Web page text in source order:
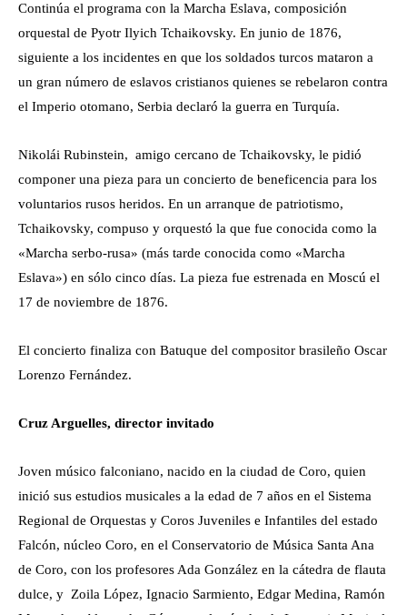
Continúa el programa con la Marcha Eslava, composición
orquestal de Pyotr Ilyich Tchaikovsky. En junio de 1876,
siguiente a los incidentes en que los soldados turcos mataron a
un gran número de eslavos cristianos quienes se rebelaron contra
el Imperio otomano, Serbia declaró la guerra en Turquía.
Nikolái Rubinstein, amigo cercano de Tchaikovsky, le pidió
componer una pieza para un concierto de beneficencia para los
voluntarios rusos heridos. En un arranque de patriotismo,
Tchaikovsky, compuso y orquestó la que fue conocida como la
«Marcha serbo-rusa» (más tarde conocida como «Marcha
Eslava») en sólo cinco días. La pieza fue estrenada en Moscú el
17 de noviembre de 1876.
El concierto finaliza con Batuque del compositor brasileño Oscar
Lorenzo Fernández.
Cruz Arguelles, director invitado
Joven músico falconiano, nacido en la ciudad de Coro, quien
inició sus estudios musicales a la edad de 7 años en el Sistema
Regional de Orquestas y Coros Juveniles e Infantiles del estado
Falcón, núcleo Coro, en el Conservatorio de Música Santa Ana
de Coro, con los profesores Ada González en la cátedra de flauta
dulce, y Zoila López, Ignacio Sarmiento, Edgar Medina, Ramón